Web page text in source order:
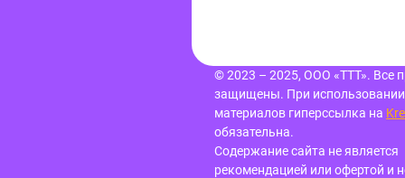
© 2023 – 2025, ООО «ТТТ». Все
защищены. При использовании
материалов гиперссылка на
обязательна.
Содержание сайта не является
рекомендацией или офертой и